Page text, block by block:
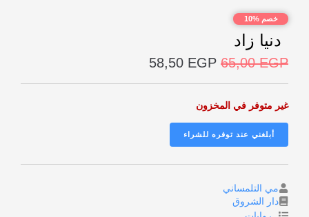
خصم %10
دنيا زاد
65,00EGP
58,50 EGP
غير متوفر في المخزون
مي التلمساني
دار الشروق